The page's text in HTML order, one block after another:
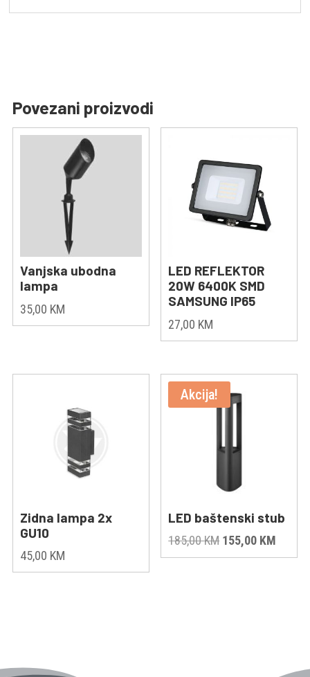
Povezani proizvodi
Vanjska ubodna
lampa
35,00 KM
LED REFLEKTOR
20W 6400K SMD
SAMSUNG IP65
27,00 KM
Zidna lampa 2x
GU10
45,00 KM
Akcija!
LED baštenski stub
185,00KM Original
price
155,00 KM
price